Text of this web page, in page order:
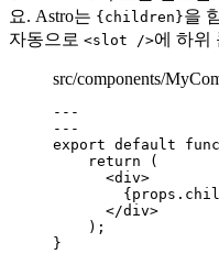
요. Astro는 {children}을
자동으로 <slot />에 하위
src/components/
---
---
export default
return (
<div>
{ props .
</div>
);
}